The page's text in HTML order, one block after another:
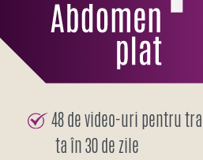
48 de video-uri pentru
ta în 30 de zile